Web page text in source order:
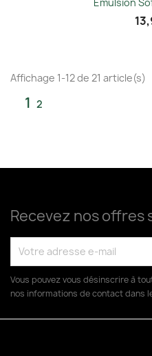
Emulsion
Affichage 1-12 de 21 article(s)
1 2
Recevez nos offres
Vous pouvez vous désinscrire à
nos informations de contact dans